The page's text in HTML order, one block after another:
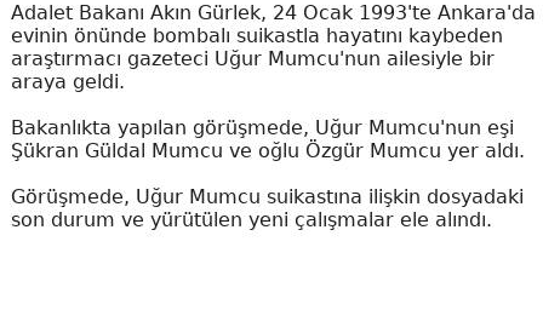
Adalet Bakanı Akın Gürlek, 24 Ocak 1993'te Ankara'da
evinin önünde bombalı suikastla hayatını kaybeden
araştırmacı gazeteci Uğur Mumcu'nun ailesiyle bir
araya geldi.
Bakanlıkta yapılan görüşmede, Uğur Mumcu'nun eşi
Şükran Güldal Mumcu ve oğlu Özgür Mumcu yer aldı.
Görüşmede, Uğur Mumcu suikastına ilişkin dosyadaki
son durum ve yürütülen yeni çalışmalar ele alındı.